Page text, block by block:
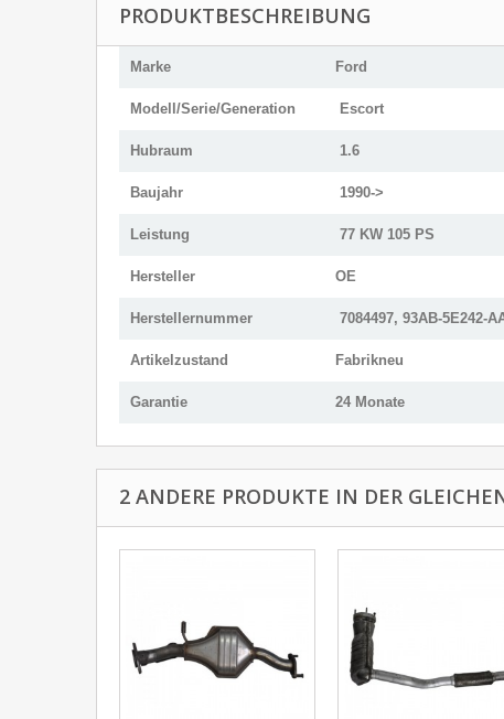
PRODUKTBESCHREIBUNG
Marke Ford
Modell/Serie/Generation Escort
Hubraum 1.6
Baujahr 1990->
Leistung 77 KW 105 PS
Hersteller OE
Herstellernummer 7084497, 93AB-5E242-
Artikelzustand Fabrikneu
Garantie 24 Monate
2 ANDERE PRODUKTE IN DER